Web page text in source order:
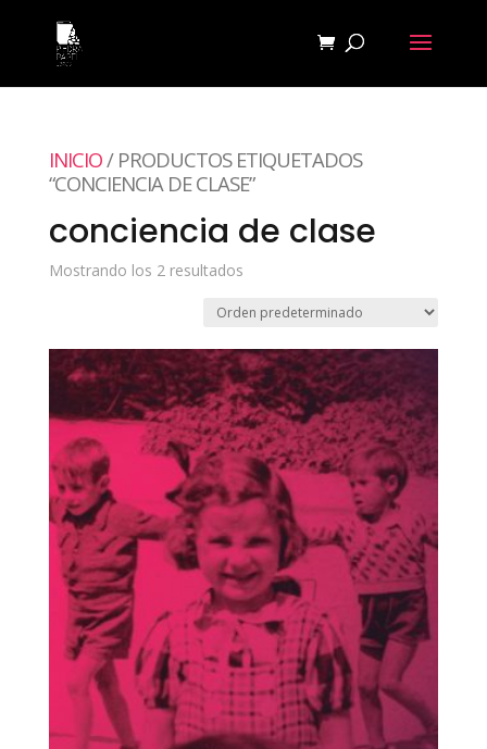
INICIO/ PRODUCTOS ETIQUETADOS
“CONCIENCIA DE CLASE”
conciencia de clase
Mostrando los 2 resultados